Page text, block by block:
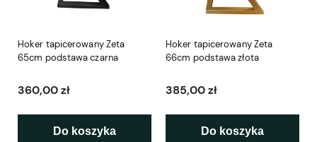
Hoker tapicerowany Zeta
65cm podstawa czarna
360,00 zł
Do koszyka
Hoker tapicerowany Zeta
66cm podstawa złota
385,00 zł
Do koszyka